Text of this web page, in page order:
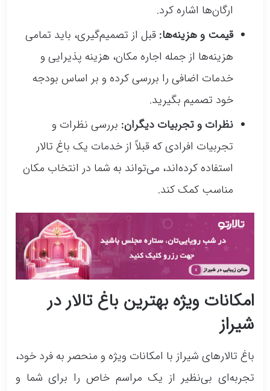
ارگان‌ها اشاره کرد.
قیمت و هزینه‌ها: قبل از تصمیم‌گیری، باید تمامی
هزینه‌ها از جمله اجاره مکان، هزینه پذیرایی و
خدمات اضافی را بررسی کرده و بر اساس بودجه
خود تصمیم بگیرید.
نظرات و تجربیات دیگران: بررسی نظرات و
تجربیات افرادی که قبلاً از خدمات یک باغ تالار
استفاده کرده‌اند، می‌تواند به شما در انتخاب مکان
مناسب کمک کند.
امکانات ویژه بهترین باغ تالار در
شیراز
باغ تالارهای شیراز با امکانات ویژه و منحصر به فرد خود،
تجربه‌ای بی‌نظیر از یک مراسم خاص را برای شما و